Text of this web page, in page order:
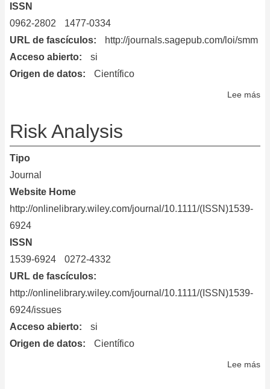
ISSN
0962-2802
1477-0334
URL de fascículos
http://journals.sagepub.com/loi/smm
Acceso abierto
si
Origen de datos
Científico
Lee más
Risk Analysis
Tipo
Journal
Website Home
http://onlinelibrary.wiley.com/journal/10.1111/(ISSN)1539-
6924
ISSN
1539-6924
0272-4332
URL de fascículos
http://onlinelibrary.wiley.com/journal/10.1111/(ISSN)1539-
6924/issues
Acceso abierto
si
Origen de datos
Científico
Lee más